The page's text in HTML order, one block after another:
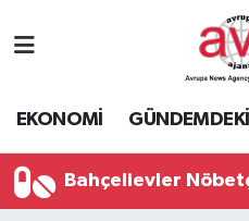
EKONOMİ
Bahçelievler
Nöbetçi Eczaneler
Namaz Vakitleri